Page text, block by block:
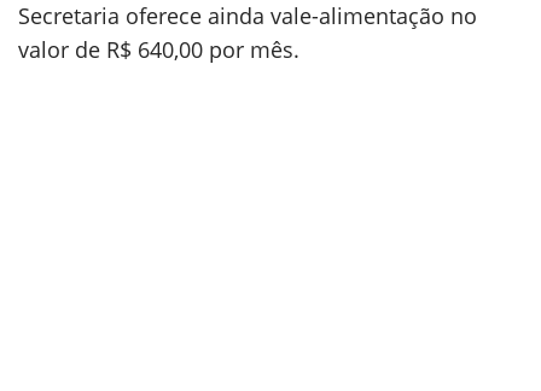
Secretaria oferece ainda vale-alimentação no
valor de R$ 640,00 por mês.